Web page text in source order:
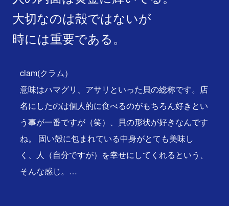
大切なのは殻ではないが
時には重要である。
clam(クラム）
意味はハマグリ、アサリといった貝の総称です。店
名にしたのは個人的に食べるのがもちろん好きとい
う事が一番ですが（笑）、貝の形状が好きなんです
ね。 固い殻に包まれている中身がとても美味し
く、人（自分ですが）を幸せにしてくれるという、
そんな感じ。…